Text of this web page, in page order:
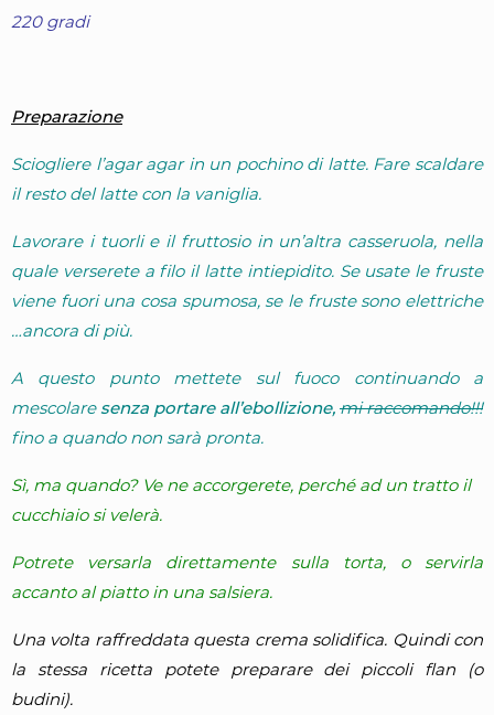
220 gradi
Preparazione
Sciogliere l’agar agar in un pochino di latte. Fare scaldare
il resto del latte con la vaniglia.
Lavorare i tuorli e il fruttosio in un’altra casseruola, nella
quale verserete a filo il latte intiepidito. Se usate le fruste
viene fuori una cosa spumosa, se le fruste sono elettriche
…ancora di più.
A questo punto mettete sul fuoco continuando a
mescolare senza portare all’ebollizione, mi raccomando!!!
fino a quando non sarà pronta.
Sì, ma quando? Ve ne accorgerete, perché ad un tratto il
cucchiaio si velerà.
Potrete versarla direttamente sulla torta, o servirla
accanto al piatto in una salsiera.
Una volta raffreddata questa crema solidifica. Quindi con
la stessa ricetta potete preparare dei piccoli flan (o
budini).